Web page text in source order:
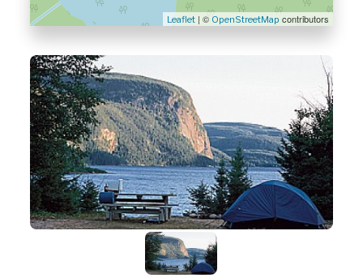
Leaflet| © OpenStreetMap contributors